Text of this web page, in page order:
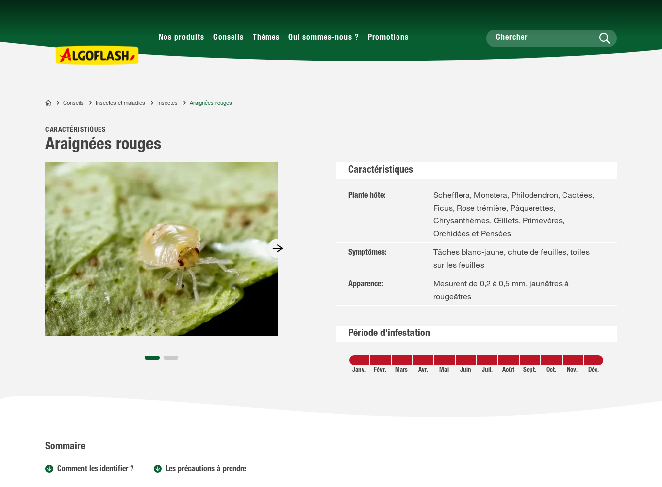
Nos produits Conseils Thèmes Qui sommes-nous ? Promotions
ALGOFLASH
Conseils Insectes et maladies Insectes Araignées rouges
CARACTÉRISTIQUES
Araignées rouges
Caractéristiques
Plante hôte:
Schefflera, Monstera, Philodendron, Cactées,
Ficus, Rose trémière, Pâquerettes,
Chrysanthèmes, Œillets, Primevères,
Orchidées et Pensées
Symptômes:
Tâches blanc-jaune, chute de feuilles, toiles
sur les feuilles
Apparence:
Mesurent de 0,2 à 0,5 mm, jaunâtres à
rougeâtres
Période d'infestation
Janv. Févr. Mars Avr. Mai Juin Juil. Août Sept. Oct. Nov. Déc.
Sommaire
Comment les identifier ? Les précautions à prendre